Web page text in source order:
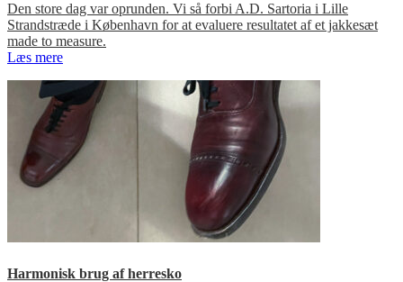
Den store dag var oprunden. Vi så forbi A.D. Sartoria i Lille
Strandstræde i København for at evaluere resultatet af et jakkesæt
made to measure.
Læs mere
Harmonisk brug af herresko